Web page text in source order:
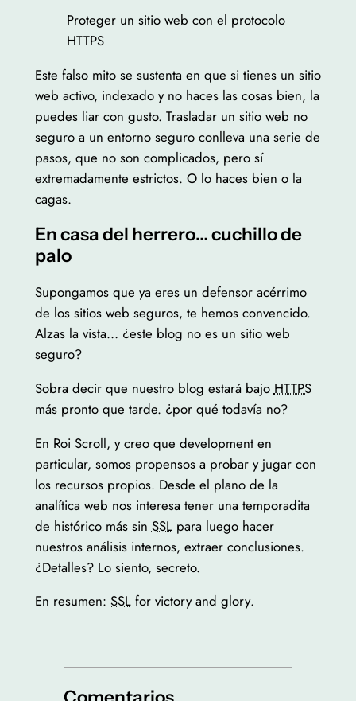
Proteger un sitio web con el protocolo
HTTPS
Este falso mito se sustenta en que si tienes un sitio
web activo, indexado y no haces las cosas bien, la
puedes liar con gusto. Trasladar un sitio web no
seguro a un entorno seguro conlleva una serie de
pasos, que no son complicados, pero sí
extremadamente estrictos. O lo haces bien o la
cagas.
En casa del herrero… cuchillo de
palo
Supongamos que ya eres un defensor acérrimo
de los sitios web seguros, te hemos convencido.
Alzas la vista… ¿este blog no es un sitio web
seguro?
Sobra decir que nuestro blog estará bajoHTTPS
más pronto que tarde. ¿por qué todavía no?
En Roi Scroll, y creo que development en
particular, somos propensos a probar y jugar con
los recursos propios. Desde el plano de la
analítica web nos interesa tener una temporadita
de histórico más sin SSLpara luego hacer
nuestros análisis internos, extraer conclusiones.
¿Detalles? Lo siento, secreto.
En resumen:SSLfor victory and glory.